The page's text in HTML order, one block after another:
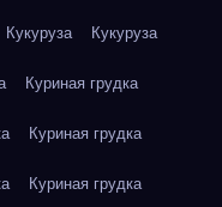
Кукуруза Кукуруза
Куриная грудка
Куриная грудка
Куриная грудка